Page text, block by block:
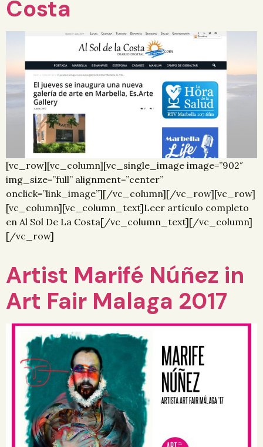
Costa
[vc_row][vc_column][vc_single_image image=”902″
img_size=”full” alignment=”center”
onclick=”link_image”][/vc_column][/vc_row][vc_row]
[vc_column][vc_column_text]Leer artículo completo
en Al Sol De La Costa[/vc_column_text][/vc_column]
[/vc_row]
Artist Marifé Núñez in
Art Fair Malaga 2017